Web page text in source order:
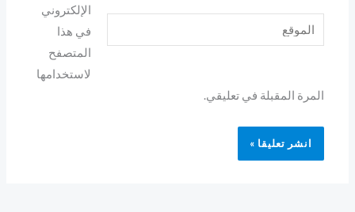
الموقع
الإلكتروني
في هذا
المتصفح
لاستخدامها
المرة المقبلة في تعليقي.